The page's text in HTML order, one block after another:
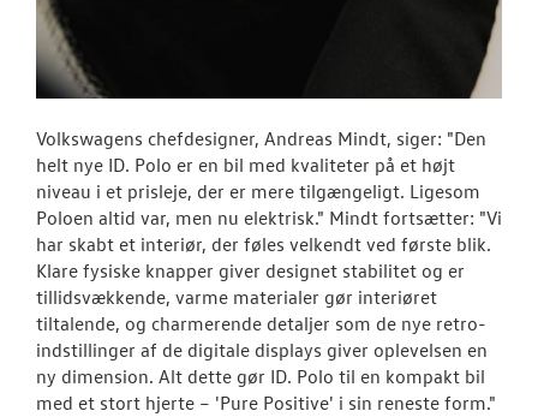
Volkswagens chefdesigner, Andreas Mindt, siger: "Den
helt nye ID. Polo er en bil med kvaliteter på et højt
niveau i et prisleje, der er mere tilgængeligt. Ligesom
Poloen altid var, men nu elektrisk." Mindt fortsætter: "Vi
har skabt et interiør, der føles velkendt ved første blik.
Klare fysiske knapper giver designet stabilitet og er
tillidsvækkende, varme materialer gør interiøret
tiltalende, og charmerende detaljer som de nye retro-
indstillinger af de digitale displays giver oplevelsen en
ny dimension. Alt dette gør ID. Polo til en kompakt bil
med et stort hjerte – 'Pure Positive' i sin reneste form."